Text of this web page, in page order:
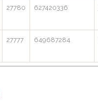
27780 627420336
27777 649687284